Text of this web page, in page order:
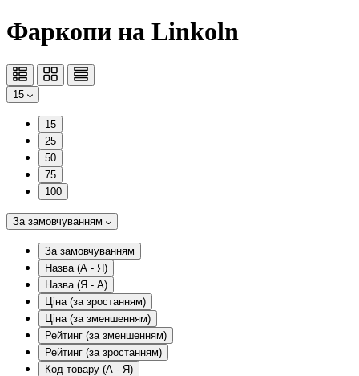
Фаркопи на Linkoln
15
15
25
50
75
100
За замовчуванням
За замовчуванням
Назва (А - Я)
Назва (Я - А)
Ціна (за зростанням)
Ціна (за зменшенням)
Рейтинг (за зменшенням)
Рейтинг (за зростанням)
Код товару (А - Я)